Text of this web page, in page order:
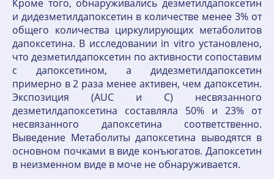
Кроме того, обнаруживались дезметилдапоксетин
и дидезметилдапоксетин в количестве менее 3% от
общего количества циркулирующих метаболитов
дапоксетина. В исследовании in vitro установлено,
что дезметилдапоксетин по активности сопоставим
с дапоксетином, а дидезметилдапоксетин
примерно в 2 раза менее активен, чем дапоксетин.
Экспозиция (AUC и C) несвязанного
дезметилдапоксетина составляла 50% и 23% от
несвязанного дапоксетина соответственно.
Выведение Метаболиты дапоксетина выводятся в
основном почками в виде конъюгатов. Дапоксетин
в неизменном виде в моче не обнаруживается.